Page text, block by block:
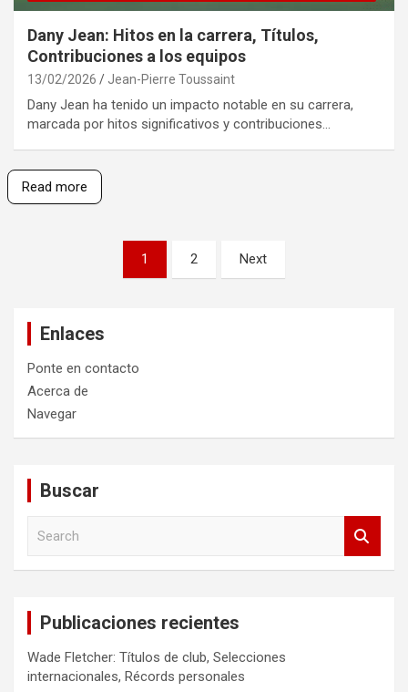
Dany Jean: Hitos en la carrera, Títulos,
Contribuciones a los equipos
13/02/2026 Jean-Pierre Toussaint
Dany Jean ha tenido un impacto notable en su carrera,
marcada por hitos significativos y contribuciones…
Read more
1 2 Next
Enlaces
Ponte en contacto
Acerca de
Navegar
Buscar
Publicaciones recientes
Wade Fletcher: Títulos de club, Selecciones
internacionales, Récords personales